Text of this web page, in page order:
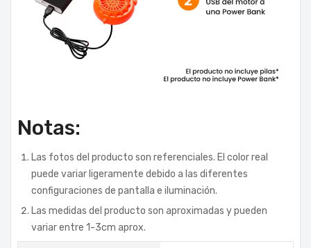
Notas:
Las fotos del producto son referenciales. El color real
puede variar ligeramente debido a las diferentes
configuraciones de pantalla e iluminación.
Las medidas del producto son aproximadas y pueden
variar entre 1-3cm aprox.